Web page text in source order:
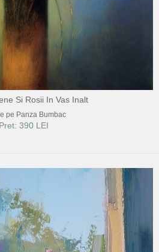
Si Rosii In Vas Inalt
pe Panza Bumbac
Pret: 390 LEI